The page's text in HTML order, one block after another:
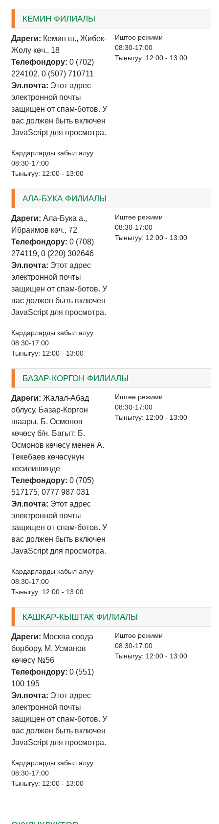
КЕМИН ФИЛИАЛЫ
Дареги: Кемин ш., Жибек-
Жолу кѳч., 18
Телефондору: 0 (702)
224102, 0 (507) 710711
Эл.почта: Этот адрес
электронной почты
защищен от спам-ботов. У
вас должен быть включен
JavaScript для просмотра.
Иштѳѳ режими
08:30-17:00
Тыныгуу: 12:00 - 13:00
Кардарларды кабыл алуу
08:30-17:00
Тыныгуу: 12:00 - 13:00
АЛА-БУКА ФИЛИАЛЫ
Дареги: Ала-Бука а.,
Ибраимов кѳч., 72
Телефондору:0 (708)
274119, 0 (220) 302646
Эл.почта: Этот адрес
электронной почты
защищен от спам-ботов. У
вас должен быть включен
JavaScript для просмотра.
Иштѳѳ режими
08:30-17:00
Тыныгуу: 12:00 - 13:00
Кардарларды кабыл алуу
08:30-17:00
Тыныгуу: 12:00 - 13:00
БАЗАР-КОРГОН ФИЛИАЛЫ
Дареги: Жалал-Абад
облусу, Базар-Коргон
шаары, Б. Осмонов
көчөсү б/н. Багыт: Б.
Осмонов көчөсү менен А.
Текебаев көчөсүнүн
кесилишинде
Телефондору: 0 (705)
517175, 0777 987 031
Эл.почта: Этот адрес
электронной почты
защищен от спам-ботов. У
вас должен быть включен
JavaScript для просмотра.
Иштѳѳ режими
08:30-17:00
Тыныгуу: 12:00 - 13:00
Кардарларды кабыл алуу
08:30-17:00
Тыныгуу: 12:00 - 13:00
КАШКАР-КЫШТАК ФИЛИАЛЫ
Дареги: Москва соода
борбору, М. Усманов
көчөсү №56
Телефондору:0 (551)
100 195
Эл.почта: Этот адрес
электронной почты
защищен от спам-ботов. У
вас должен быть включен
JavaScript для просмотра.
Иштѳѳ режими
08:30-17:00
Тыныгуу: 12:00 - 13:00
Кардарларды кабыл алуу
08:30-17:00
Тыныгуу: 12:00 - 13:00